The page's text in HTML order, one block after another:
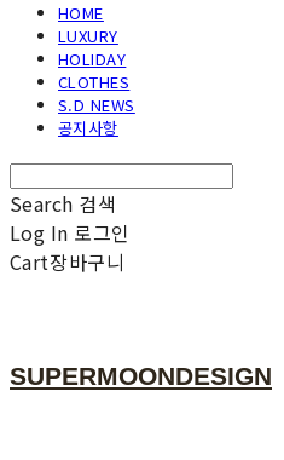
HOME
LUXURY
HOLIDAY
CLOTHES
S.D NEWS
공지사항
Search 검색
Log In 로그인
Cart장바구니
SUPERMOONDESIGN